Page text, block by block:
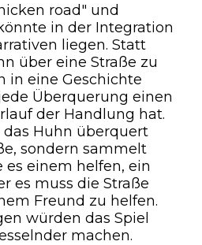
road" und
in der Integration
liegen. Statt
über eine Straße zu
in eine Geschichte
Überquerung einen
der Handlung hat.
das Huhn überquert
sondern sammelt
es einem helfen, ein
es muss die Straße
Freund zu helfen.
würden das Spiel
machen.